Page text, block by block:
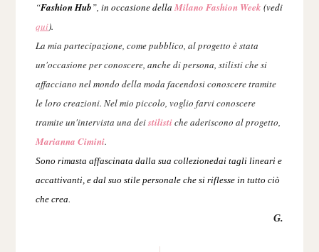
“Fashion Hub”, in occasione dellaMilano Fashion Week (vedi
qui).
La mia partecipazione, come pubblico, al progetto è stata
un'occasione per conoscere, anche di persona,stilisti che si
affacciano nel mondo della modafacendosi conoscere tramite
le loro creazioni.Nel mio piccolo, vogliofarvi conoscere
tramiteun'intervistauna deistilistiche aderiscono al progetto,
Marianna Cimini.
Sono rimasta affascinata dalla sua collezionedai taglilineari e
accattivanti, e dal suo stile personale che si riflesse in tutto ciò
che crea.
G.